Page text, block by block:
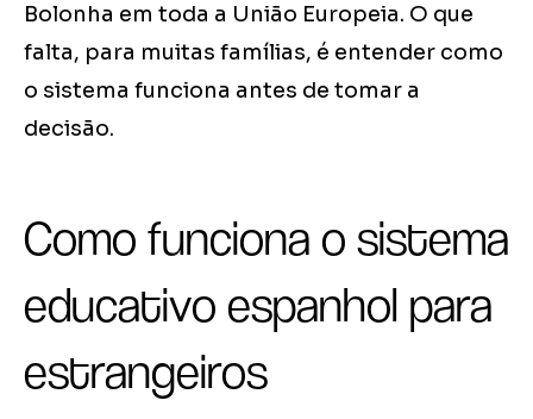
Bolonha em toda a União Europeia. O que
falta, para muitas famílias, é entender como
o sistema funciona antes de tomar a
decisão.
Como funciona o sistema
educativo espanhol para
estrangeiros